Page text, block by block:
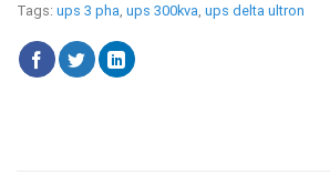
Tags: ups 3 pha ups 300kva ups delta ultron